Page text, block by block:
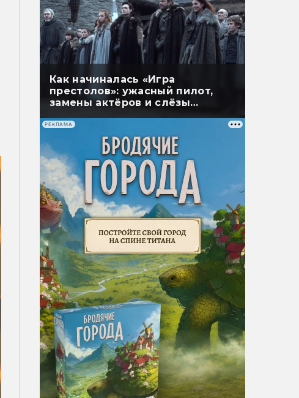
Как начиналась «Игра
престолов»: ужасный пилот,
замены актёров и слёзы
РЕКЛАМА